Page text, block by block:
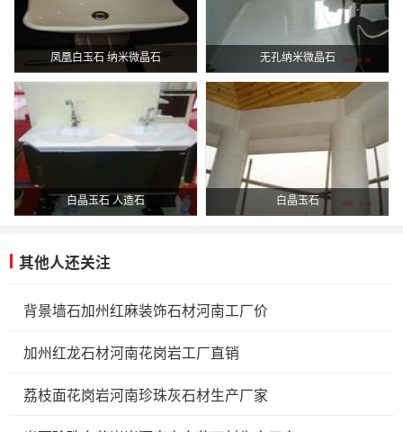
凤凰白玉石 纳米微晶石 无孔纳米微晶石
白晶玉石 人造石 白晶玉石
其他人还关注
背景墙石加州红麻装饰石材河南工厂价
加州红龙石材河南花岗岩工厂直销
荔枝面花岗岩河南珍珠灰石材生产厂家